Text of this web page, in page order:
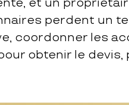
et un
perdent un
coordonner les
obtenir le